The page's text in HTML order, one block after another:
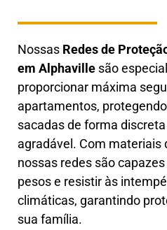
Nossas Redes de
em Alphaville são
proporcionar máxima
apartamentos,
sacadas de forma
agradável. Com materiais
nossas redes são
pesos e resistir às
climáticas, garantindo
sua família.